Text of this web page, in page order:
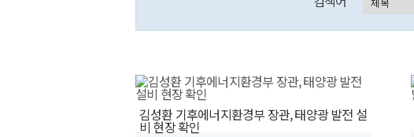
김성환 기후에너지환경부 장관, 태양광 발전 설
비 현장 확인